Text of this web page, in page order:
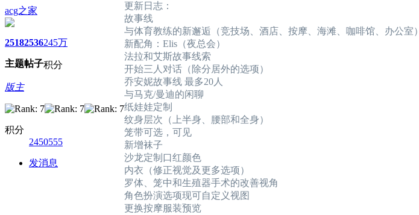
acg之家
2518
主题
2536
帖子
245万
积分
版主
积分
2450555
发消息
更新日志：
故事线
与体育教练的新邂逅（竞技场、酒店、按摩、海滩、咖啡馆、办公室）
新配角：Elis（夜总会）
法拉和艾斯故事线索
开始三人对话（除分居外的选项）
乔安妮故事线 最多20人
与马克/曼迪的闲聊
纸娃娃定制
纹身层次（上半身、腰部和全身）
笼带可选，可见
新增袜子
沙龙定制口红颜色
内衣（修正视觉及更多选项）
罗体、笼中和生殖器手术的改善视角
角色扮演选项现可自定义视图
更换按摩服装预览